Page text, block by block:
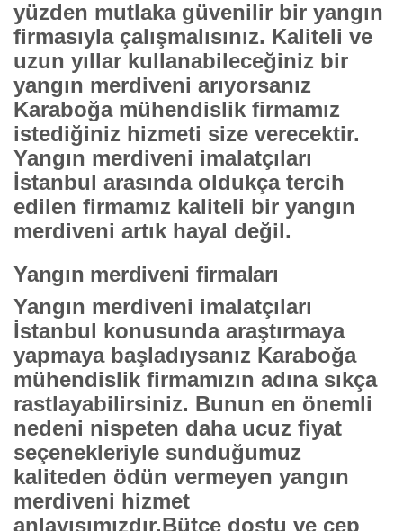
yüzden mutlaka güvenilir bir yangın
firmasıyla çalışmalısınız. Kaliteli ve
uzun yıllar kullanabileceğiniz bir
yangın merdiveni arıyorsanız
Karaboğa mühendislik firmamız
istediğiniz hizmeti size verecektir.
Yangın merdiveni imalatçıları
İstanbul arasında oldukça tercih
edilen firmamız kaliteli bir yangın
merdiveni artık hayal değil.
Yangın merdiveni firmaları
Yangın merdiveni imalatçıları
İstanbul konusundaaraştırmaya
yapmaya başladıysanız Karaboğa
mühendislik firmamızın adına sıkça
rastlayabilirsiniz. Bunun en önemli
nedeni nispeten daha ucuz fiyat
seçenekleriyle sunduğumuz
kaliteden ödün vermeyen yangın
merdiveni hizmet
anlayışımızdır.Bütçe dostu ve cep